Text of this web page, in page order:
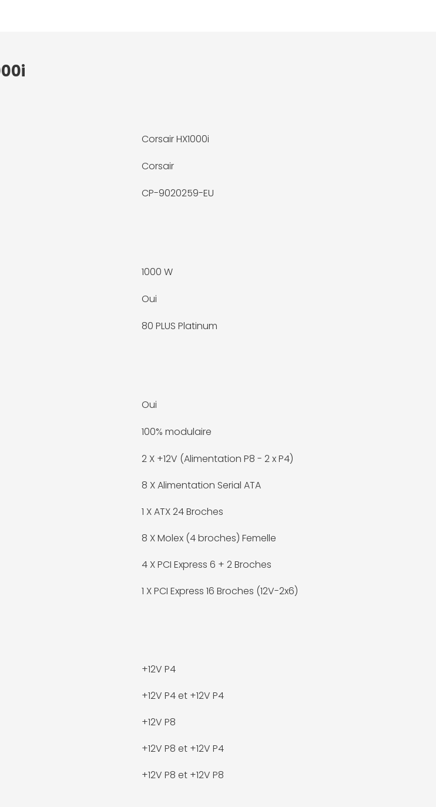
Corsair HX1000i
Corsair
CP-9020259-EU
1000 W
Oui
80 PLUS Platinum
Oui
100% modulaire
2 X +12V (Alimentation P8 - 2 x P4)
8 XAlimentation Serial ATA
1 XATX 24 Broches
8 XMolex (4 broches) Femelle
4 XPCI Express 6 + 2 Broches
1 XPCI Express 16 Broches (12V-2x6)
+12V P4
+12V P4 et +12V P4
+12V P8
+12V P8 et +12V P4
+12V P8 et +12V P8